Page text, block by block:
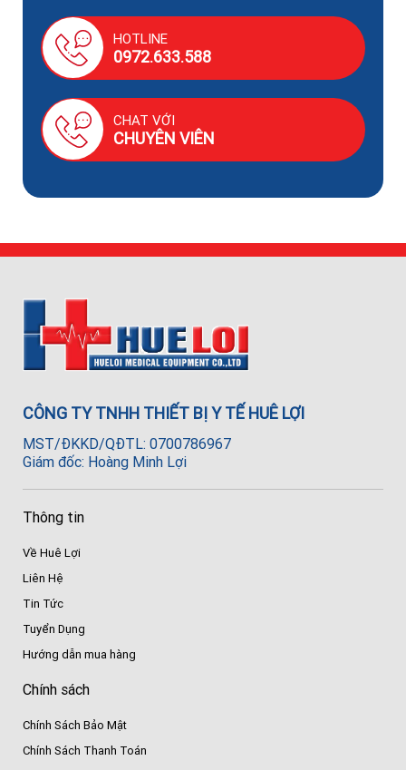
HOTLINE
0972.633.588
CHAT VỚI
CHUYÊN VIÊN
CÔNG TY TNHH THIẾT BỊ Y TẾ HUÊ LỢI
MST/ĐKKD/QĐTL: 0700786967
Giám đốc: Hoàng Minh Lợi
Thông tin
Về Huê Lợi
Liên Hệ
Tin Tức
Tuyển Dụng
Hướng dẫn mua hàng
Chính sách
Chính Sách Bảo Mật
Chính Sách Thanh Toán